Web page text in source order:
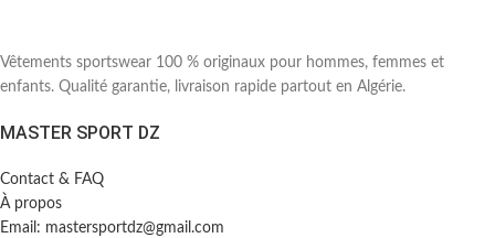
Vêtements sportswear 100 % originaux pour hommes, femmes et
enfants. Qualité garantie, livraison rapide partout en Algérie.
MASTER SPORT DZ
Contact & FAQ
À propos
Email: mastersportdz@gmail.com